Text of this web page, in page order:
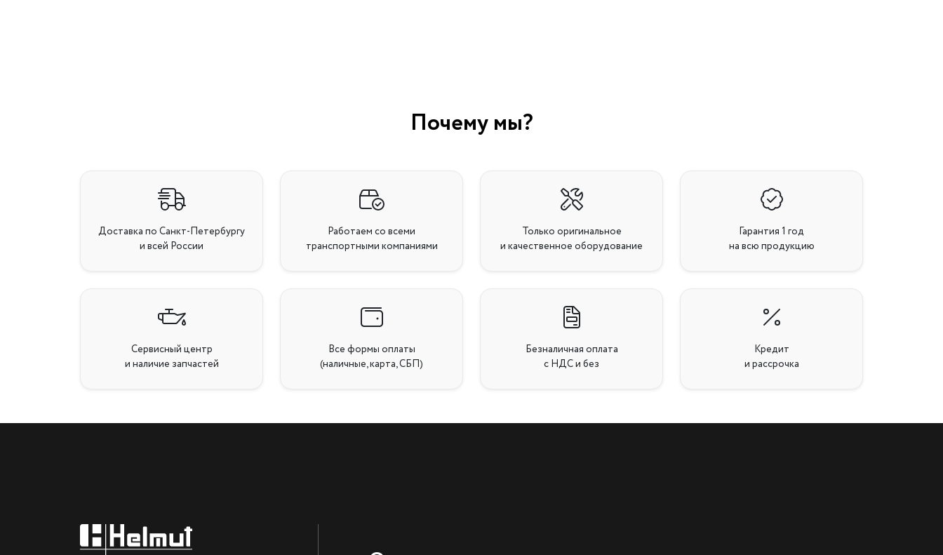
Почему мы?
Доставка по Санкт-Петербургу
и всей России
Работаем со всеми
транспортными компаниями
Только оригинальное
и качественное оборудование
Гарантия 1 год
на всю продукцию
Сервисный центр
и наличие запчастей
Все формы оплаты
(наличные, карта, СБП)
Безналичная оплата
с НДС и без
Кредит
и рассрочка